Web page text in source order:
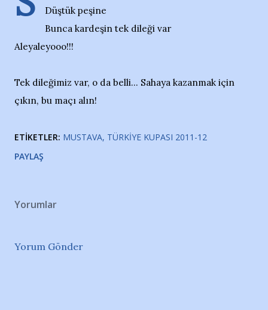
Düştük peşine
Bunca kardeşin tek dileği var
Aleyaleyooo!!!
Tek dileğimiz var, o da belli... Sahaya kazanmak için
çıkın, bu maçı alın!
ETIKETLER: MUSTAVA TÜRKIYE KUPASI 2011-12
PAYLAŞ
Yorumlar
Yorum Gönder